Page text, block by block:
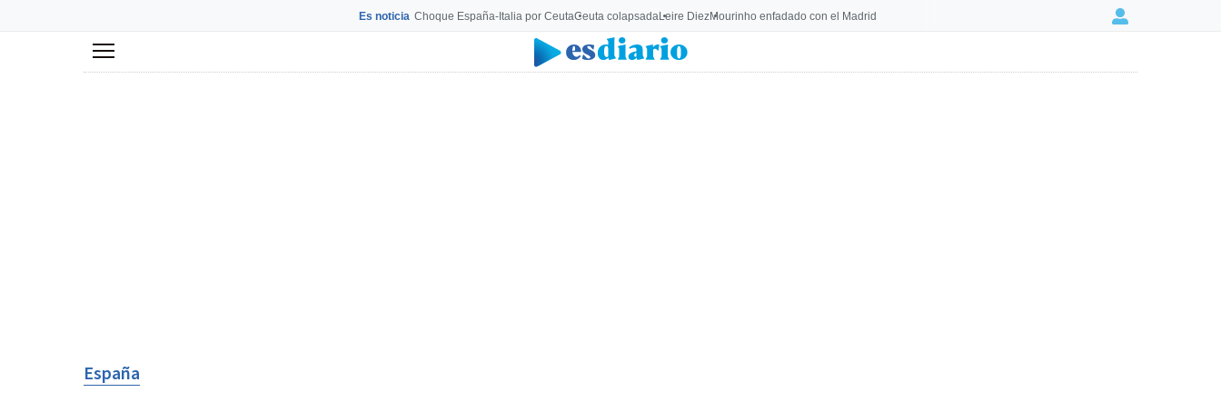
Es noticia Choque España-Italia por CeutaCeuta colapsadaLeire DiezMourinho enfadado con el Madrid Login
Menú
España